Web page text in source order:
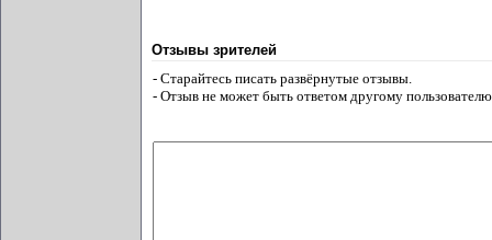
Отзывы зрителей
- Старайтесь писать развёрнутые отзывы.
- Отзыв не может быть ответом другому